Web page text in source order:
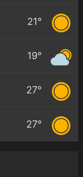
21°
19°
27°
27°